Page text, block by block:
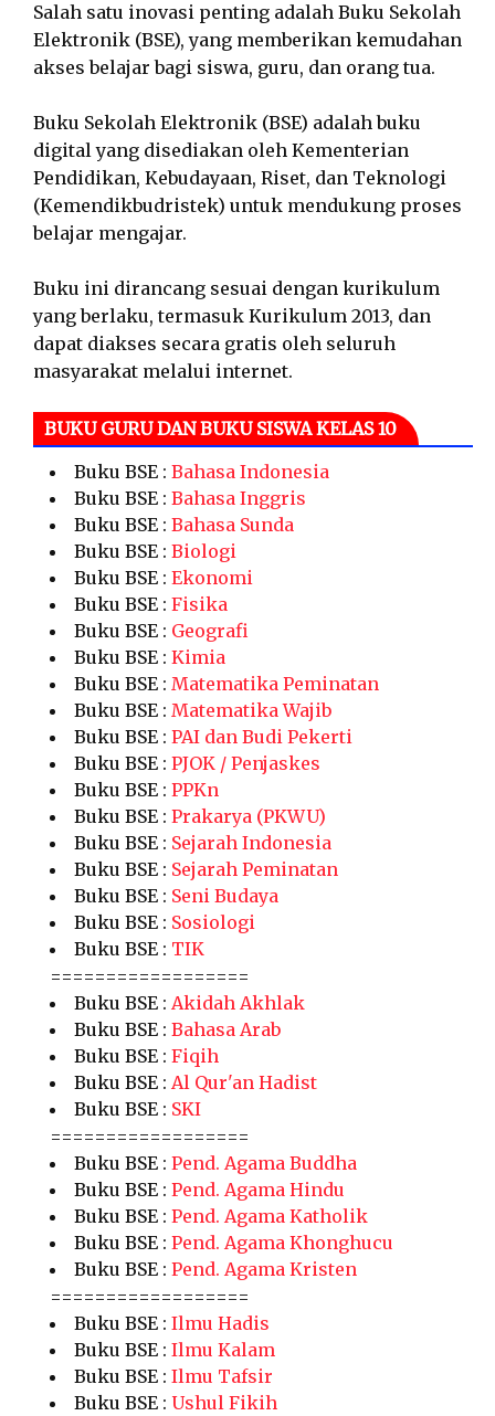
Salah satu inovasi penting adalah Buku Sekolah
Elektronik (BSE), yang memberikan kemudahan
akses belajar bagi siswa, guru, dan orang tua.
Buku Sekolah Elektronik (BSE) adalah buku
digital yang disediakan oleh Kementerian
Pendidikan, Kebudayaan, Riset, dan Teknologi
(Kemendikbudristek) untuk mendukung proses
belajar mengajar.
Buku ini dirancang sesuai dengan kurikulum
yang berlaku, termasuk Kurikulum 2013, dan
dapat diakses secara gratis oleh seluruh
masyarakat melalui internet.
BUKU GURU DAN BUKU SISWA KELAS 10
Buku BSE : Bahasa Indonesia
Buku BSE : Bahasa Inggris
Buku BSE : Bahasa Sunda
Buku BSE : Biologi
Buku BSE : Ekonomi
Buku BSE : Fisika
Buku BSE : Geografi
Buku BSE : Kimia
Buku BSE : Matematika Peminatan
Buku BSE : Matematika Wajib
Buku BSE : PAI dan Budi Pekerti
Buku BSE : PJOK / Penjaskes
Buku BSE : PPKn
Buku BSE : Prakarya (PKWU)
Buku BSE : Sejarah Indonesia
Buku BSE : Sejarah Peminatan
Buku BSE : Seni Budaya
Buku BSE : Sosiologi
Buku BSE : TIK
==================
Buku BSE : Akidah Akhlak
Buku BSE : Bahasa Arab
Buku BSE : Fiqih
Buku BSE : Al Qur'an Hadist
Buku BSE : SKI
==================
Buku BSE : Pend. Agama Buddha
Buku BSE : Pend. Agama Hindu
Buku BSE : Pend. Agama Katholik
Buku BSE : Pend. Agama Khonghucu
Buku BSE : Pend. Agama Kristen
==================
Buku BSE : Ilmu Hadis
Buku BSE : Ilmu Kalam
Buku BSE : Ilmu Tafsir
Buku BSE : Ushul Fikih